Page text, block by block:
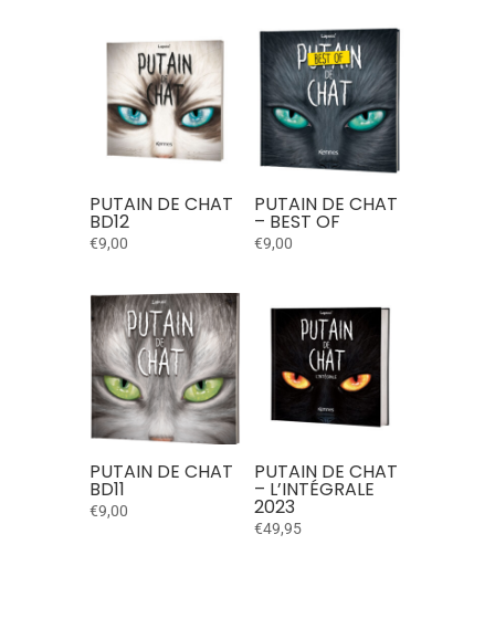
PUTAIN DE CHAT
BD12
€9,00
PUTAIN DE CHAT
– BEST OF
€9,00
PUTAIN DE CHAT
BD11
€9,00
PUTAIN DE CHAT
– L’INTÉGRALE
2023
€49,95